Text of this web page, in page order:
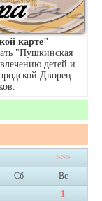
карте"
"Пушкинская
детей и
Дворец
>>>
Сб
Вс
1